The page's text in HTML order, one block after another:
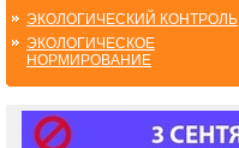
ЭКОЛОГИЧЕСКИЙ КОНТРОЛЬ
ЭКОЛОГИЧЕСКОЕ
НОРМИРОВАНИЕ